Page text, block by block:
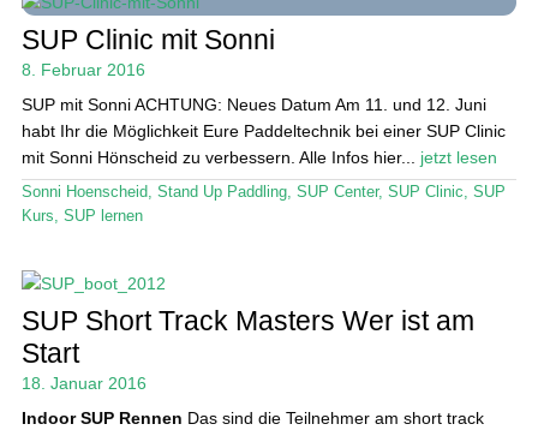
SUP Clinic mit Sonni
8. Februar 2016
SUP mit Sonni ACHTUNG: Neues Datum Am 11. und 12. Juni
habt Ihr die Möglichkeit Eure Paddeltechnik bei einer SUP Clinic
mit Sonni Hönscheid zu verbessern. Alle Infos hier... jetzt lesen
Sonni Hoenscheid, Stand Up Paddling, SUP Center, SUP Clinic, SUP
Kurs, SUP lernen
SUP Short Track Masters Wer ist am
Start
18. Januar 2016
Indoor SUP Rennen Das sind die Teilnehmer am short track